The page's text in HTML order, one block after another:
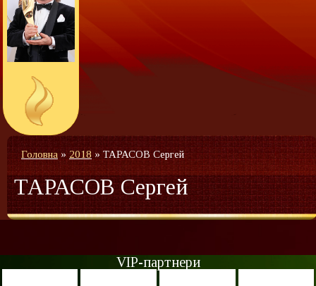
Головна» 2018 » ТАРАСОВ Сергей
ТАРАСОВ Сергей
VIP-партнери